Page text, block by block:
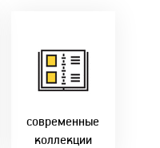
современные
коллекции
самыми
современным
стилями и
решениями!